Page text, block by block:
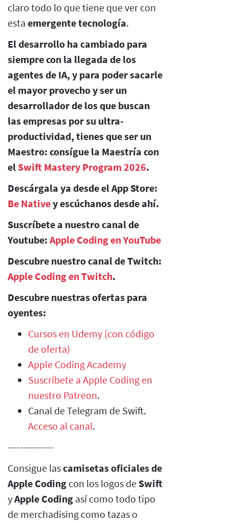
claro todo lo que tiene que ver con
esta emergente tecnología.
El desarrollo ha cambiado para
siempre con la llegada de los
agentes de IA, y para poder sacarle
el mayor provecho y ser un
desarrollador de los que buscan
las empresas por su ultra-
productividad, tienes que ser un
Maestro: consígue la Maestría con
el Swift Mastery Program 2026.
Descárgala ya desde el App Store:
Be Nativey escúchanos desde ahí.
Suscríbete a nuestro canal de
Youtube: Apple Coding en YouTube
Descubre nuestro canal de Twitch:
Apple Coding en Twitch.
Descubre nuestras ofertas para
oyentes:
Cursos en Udemy (con código
de oferta)
Apple Coding Academy
Suscríbete a Apple Coding en
nuestro Patreon.
Canal de Telegram de Swift.
Acceso al canal.
---------------
Consigue lascamisetas oficiales de
Apple Coding con los logos de Swift
yApple Coding así como todo tipo
de merchadising como tazas o